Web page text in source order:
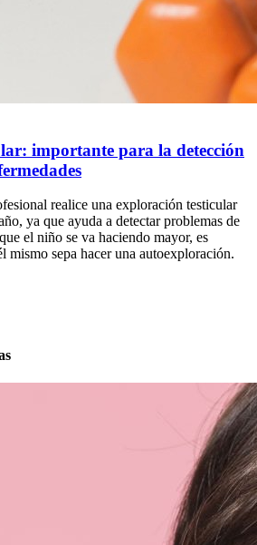
importante para la detección
realice una exploración testicular
ya que ayuda a detectar problemas de
el niño se va haciendo mayor, es
mismo sepa hacer una autoexploración.